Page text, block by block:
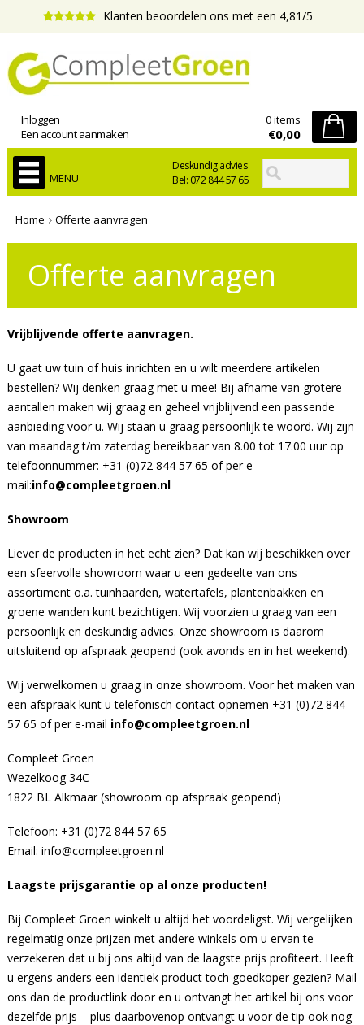
Klanten beoordelen ons met een 4,81/5
Deskundig advies
Bel: 072 844 57 65
Inloggen
Een account aanmaken
0 items
€0,00
MENU
Home Offerte aanvragen
Offerte aanvragen
Vrijblijvende offerte aanvragen.
U gaat uw tuin of huis inrichten en u wilt meerdere artikelen
bestellen? Wij denken graag met u mee! Bij afname van grotere
aantallen maken wij graag en geheel vrijblijvend een passende
aanbieding voor u. Wij staan u graag persoonlijk te woord. Wij zijn
van maandag t/m zaterdag bereikbaar van 8.00 tot 17.00 uur op
telefoonnummer: +31 (0)72 844 57 65 of per e-
mail:info@compleetgroen.nl
Showroom
Liever de producten in het echt zien? Dat kan wij beschikken over
een sfeervolle showroom waar u een gedeelte van ons
assortiment o.a. tuinhaarden, watertafels, plantenbakken en
groene wanden kunt bezichtigen. Wij voorzien u graag van een
persoonlijk en deskundig advies. Onze showroom is daarom
uitsluitend op afspraak geopend (ook avonds en in het weekend).
Wij verwelkomen u graag in onze showroom. Voor het maken van
een afspraak kunt u telefonisch contact opnemen +31 (0)72 844
57 65 of per e-mail info@compleetgroen.nl
Compleet Groen
Wezelkoog 34C
1822 BL Alkmaar (showroom op afspraak geopend)
Telefoon: +31 (0)72 844 57 65
Email: info@compleetgroen.nl
Laagste prijsgarantie op al onze producten!
Bij Compleet Groen winkelt u altijd het voordeligst. Wij vergelijken
regelmatig onze prijzen met andere winkels om u ervan te
verzekeren dat u bij ons altijd van de laagste prijs profiteert. Heeft
u ergens anders een identiek product toch goedkoper gezien? Mail
ons dan de productlink door en u ontvangt het artikel bij ons voor
dezelfde prijs – plus daarbovenop ontvangt u voor de tip ook nog